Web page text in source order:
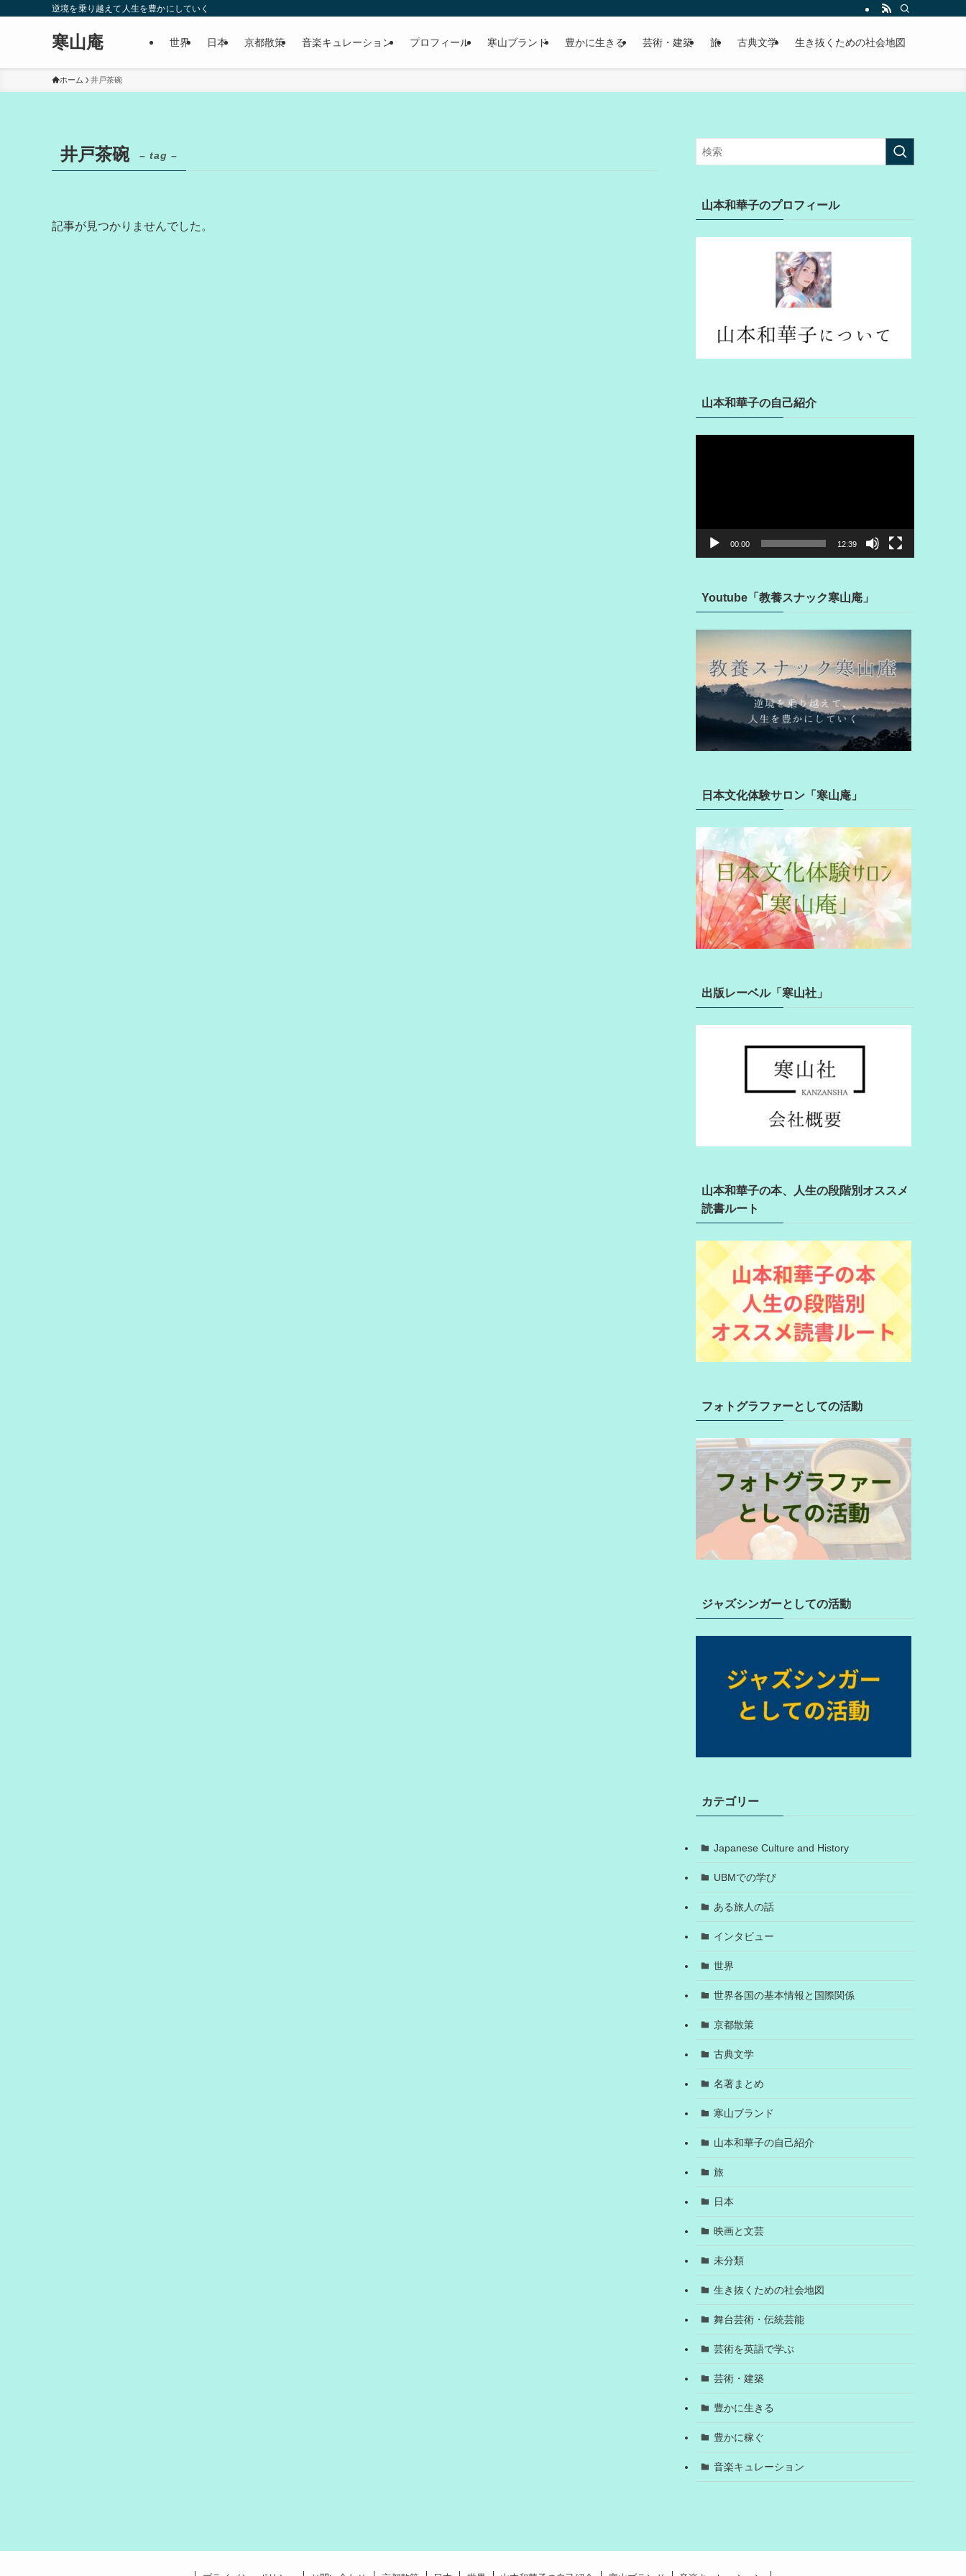
逆境を乗り越えて人生を豊かにしていく
寒山庵 世界 日本 京都散策 音楽キュレーション プロフィール 寒山ブランド 豊かに生きる 芸術・建築 旅 古典文学 生き抜くための社会地図
ホーム 井戸茶碗
井戸茶碗 – tag –
記事が見つかりませんでした。
山本和華子のプロフィール
山本和華子の自己紹介
00:00 12:39
Youtube「教養スナック寒山庵」
日本文化体験サロン「寒山庵」
出版レーベル「寒山社」
山本和華子の本、人生の段階別オススメ
読書ルート
フォトグラファーとしての活動
ジャズシンガーとしての活動
カテゴリー
Japanese Culture and History
UBMでの学び
ある旅人の話
インタビュー
世界
世界各国の基本情報と国際関係
京都散策
古典文学
名著まとめ
寒山ブランド
山本和華子の自己紹介
旅
日本
映画と文芸
未分類
生き抜くための社会地図
舞台芸術・伝統芸能
芸術を英語で学ぶ
芸術・建築
豊かに生きる
豊かに稼ぐ
音楽キュレーション